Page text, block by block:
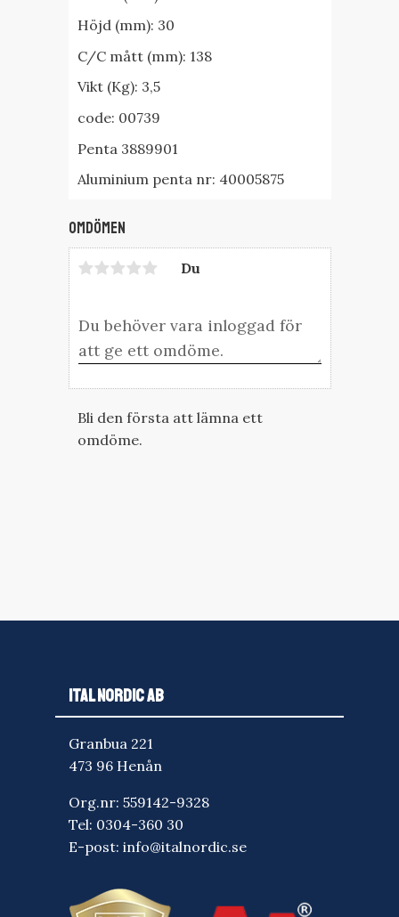
Höjd (mm): 30
C/C mått (mm): 138
Vikt (Kg): 3,5
code: 00739
Penta 3889901
Aluminium penta nr: 40005875
Omdömen
Du
Bli den första att lämna ett
omdöme.
ITAL NORDIC AB
Granbua 221
473 96 Henån
Org.nr: 559142-9328
Tel: 0304-360 30
E-post: info@italnordic.se